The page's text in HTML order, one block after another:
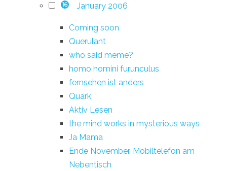
16 January 2006
Coming soon
Querulant
who said meme?
homo homini furunculus
fernsehen ist anders
Quark
Aktiv Lesen
the mind works in mysterious ways
Ja Mama
Ende November, Mobiltelefon am
Nebentisch